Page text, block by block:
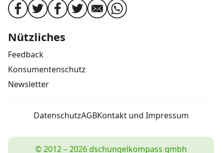
Nützliches
Feedback
Konsumentenschutz
Newsletter
DatenschutzAGBKontakt und Impressum
© 2012 – 2026 dschungelkompass gmbh